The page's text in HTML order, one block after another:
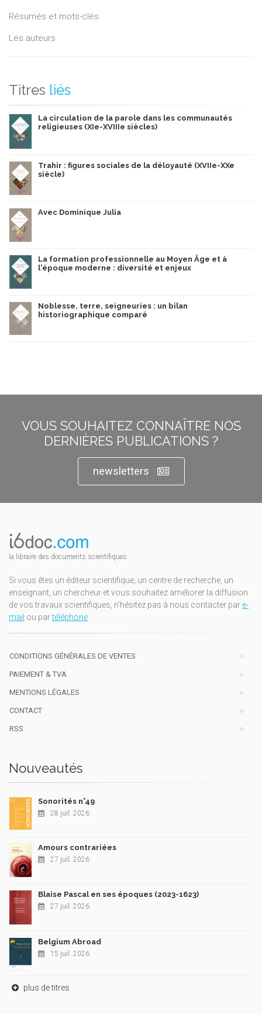
Résumés et mots-clés
Les auteurs
Titres liés
La circulation de la parole dans les communautés
religieuses (XIe-XVIIIe siècles)
Trahir : figures sociales de la déloyauté (XVIIe-XXe
siècle)
Avec Dominique Julia
La formation professionnelle au Moyen Âge et à
l'époque moderne : diversité et enjeux
Noblesse, terre, seigneuries : un bilan
historiographique comparé
VOUS SOUHAITEZ CONNAÎTRE NOS
DERNIÈRES PUBLICATIONS ?
newsletters
la libraire des documents scientifiques
Si vous êtes un éditeur scientifique, un centre de recherche, un
enseignant, un chercheur et vous souhaitez améliorer la diffusion
de vos travaux scientifiques, n'hésitez pas à nous contacter par e-
mail ou partéléphone
CONDITIONS GÉNÉRALES DE VENTES
PAIEMENT & TVA
MENTIONS LÉGALES
CONTACT
RSS
Nouveautés
Sonorités n°49
28 juil. 2026
Amours contrariées
27 juil. 2026
Blaise Pascal en ses époques (2023-1623)
27 juil. 2026
Belgium Abroad
15 juil. 2026
plus de titres